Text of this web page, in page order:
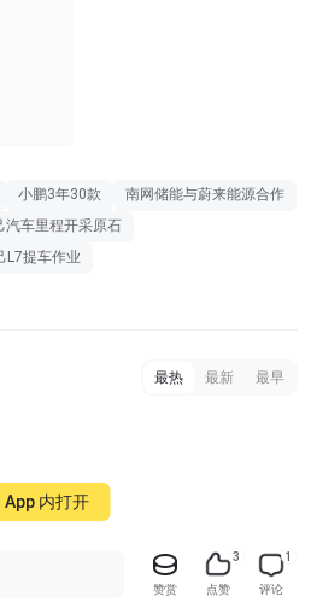
小鹏3年30款
南网储能与蔚来能源合作
汽车里程开采原石
L7提车作业
最热 最新 最早
赞赏
3
点赞
1
评论
App 内打开